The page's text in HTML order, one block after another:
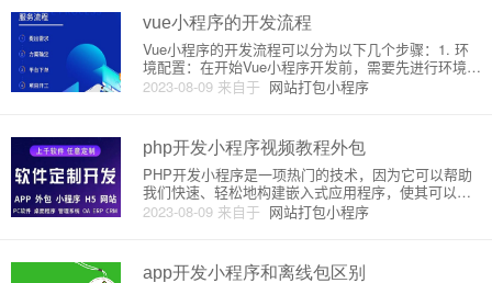
者结合起来呢？答案是肯
vue小程序的开发流程
2023-08-09 来自于 网站打包小程序
Vue小程序的开发流程可以分为以下几个步骤：1. 环
境配置：在开始Vue小程序开发前，需要先进行环境配
置。Vue小程序需要依赖Node.js，安装Node.js后，可
以使用脚手架vue-cli快速创建项目。2. 项目创建：使
php开发小程序视频教程外包
2023-08-09 来自于 网站打包小程序
PHP开发小程序是一项热门的技术，因为它可以帮助
我们快速、轻松地构建嵌入式应用程序，使其可以在
主流的移动操作系统平台上运行。在本文中，我们将
详细介绍如何开发小程序和如何将其外包。小程序是
比如iOS和Androi
app开发小程序和离线包区别